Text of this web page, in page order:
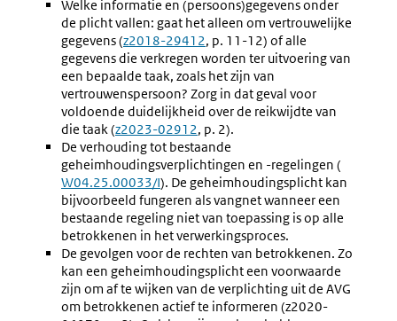
link:
Welke informatie en (persoons)gegevens onder
de plicht vallen: gaat het alleen om vertrouwelijke
gegevens (Externe
link:
z2018-29412, p. 11-12) of alle
gegevens die verkregen worden ter uitvoering van
een bepaalde taak, zoals het zijn van
vertrouwenspersoon? Zorg in dat geval voor
voldoende duidelijkheid over de reikwijdte van
die taak (Externe
link:
z2023-02912, p. 2).
De verhouding tot bestaande
geheimhoudingsverplichtingen en -regelingen (
link:
W04.25.00033/I). De geheimhoudingsplicht kan
bijvoorbeeld fungeren als vangnet wanneer een
bestaande regeling niet van toepassing is op alle
betrokkenen in het verwerkingsproces.
De gevolgen voor de rechten van betrokkenen. Zo
kan een geheimhoudingsplicht een voorwaarde
zijn om af te wijken van de verplichting uit de AVG
om betrokkenen actief te informeren (z2020-